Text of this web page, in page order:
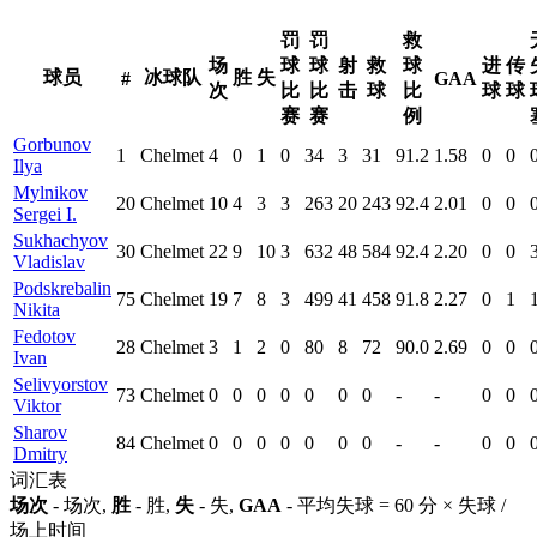
球员 # 冰球队
场
次
胜 失
罚
球
比
赛
罚
球
比
赛
射
击
救
球
救
球
比
例
GAA
进
球
传
球
Gorbunov
Ilya
1 Chelmet 4 0 1 0 34 3 31 91.2 1.58 0 0
Mylnikov
Sergei I.
20 Chelmet 10 4 3 3 263 20 243 92.4 2.01 0 0
Sukhachyov
Vladislav
30 Chelmet 22 9 10 3 632 48 584 92.4 2.20 0 0
Podskrebalin
Nikita
75 Chelmet 19 7 8 3 499 41 458 91.8 2.27 0 1
Fedotov
Ivan
28 Chelmet 3 1 2 0 80 8 72 90.0 2.69 0 0
Selivyorstov
Viktor
73 Chelmet 0 0 0 0 0 0 0 - - 0 0
Sharov
Dmitry
84 Chelmet 0 0 0 0 0 0 0 - - 0 0
词汇表
场次 - 场次, 胜 - 胜, 失 - 失, GAA - 平均失球 = 60 分 × 失球 /
场上时间